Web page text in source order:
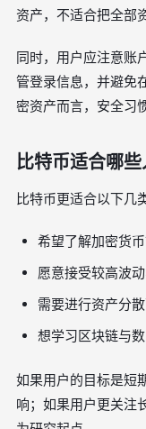
资产，不适合把全部
同时，用户应注意账
管登录信息，并避免
密资产而言，安全习
比特币适合哪些
比特币更适合以下几
希望了解加密货
愿意接受较高波
需要进行资产分
想学习区块链与
如果用户的目标是短
响；如果用户更关注